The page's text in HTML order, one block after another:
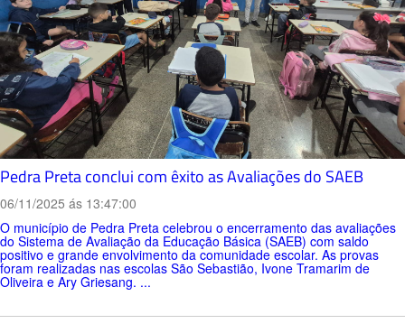
Pedra Preta conclui com êxito as Avaliações do SAEB
06/11/2025 ás 13:47:00
O município de Pedra Preta celebrou o encerramento das avaliações
do Sistema de Avaliação da Educação Básica (SAEB) com saldo
positivo e grande envolvimento da comunidade escolar. As provas
foram realizadas nas escolas São Sebastião, Ivone Tramarim de
Oliveira e Ary Griesang. ...